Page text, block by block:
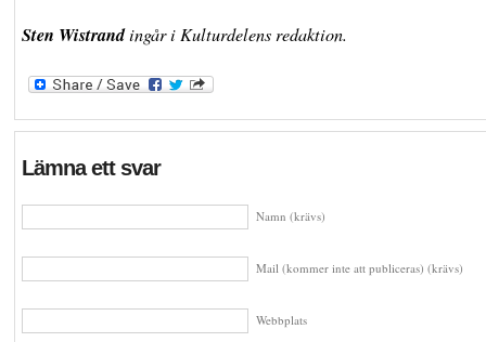
Sten Wistrandingår i Kulturdelens redaktion.
Lämna ett svar
Namn (krävs)
Mail (kommer inte att publiceras) (krävs)
Webbplats